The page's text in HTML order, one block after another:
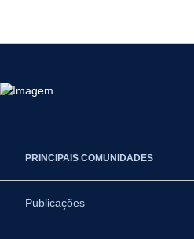
PRINCIPAIS COMUNIDADES
Publicações